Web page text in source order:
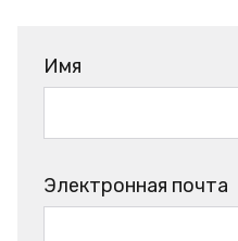
Имя
Электронная почта